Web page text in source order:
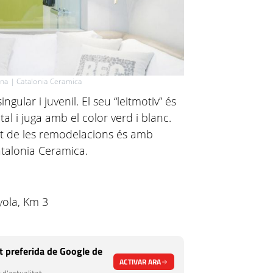
| Catalonia Ceramica
i juvenil. El seu “leitmotiv” és
i juga amb el color verd i blanc.
de les remodelacions és amb
Ceramica.
Km 3
de Google de
ACTIVAR ARA